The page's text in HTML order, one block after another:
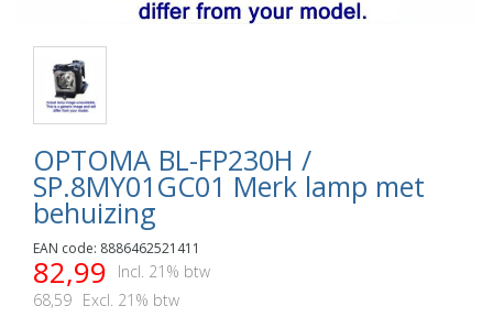
OPTOMA BL-FP230H /
SP.8MY01GC01 Merk lamp met
behuizing
EAN code: 8886462521411
82,99
Incl. 21% btw
68,59 Excl. 21% btw